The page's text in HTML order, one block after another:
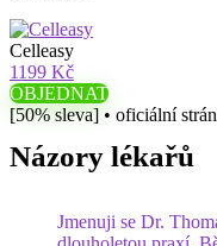
Celleasy
1199 Kč
OBJEDNAT
[50% sleva] • oficiální
Názory lékařů
Jmenuji se Dr.